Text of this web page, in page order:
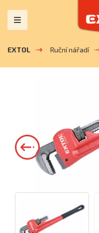
EXTOL Ruční nářadí